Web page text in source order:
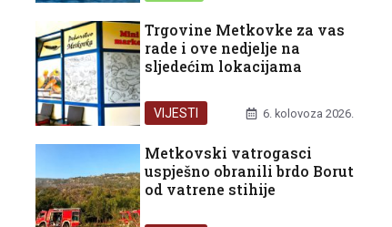
Trgovine Metkovke za vas
rade i ove nedjelje na
sljedećim lokacijama
VIJESTI 6. kolovoza 2026.
Metkovski vatrogasci
uspješno obranili brdo Borut
od vatrene stihije